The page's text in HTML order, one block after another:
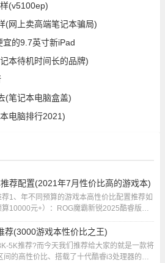
(v5100ep)
(网上卖高端笔记本骗局)
的9.7英寸新iPad
本待机时间长的品牌)
(笔记本电脑盒盖)
电脑排行2021)
荐配置(2021年7月性价比高的游戏本)
1、年不同预算的游戏本高性价比配置推荐如
算10000元+）：ROG魔霸新锐2025酷睿版：
荐(3000游戏本性价比之王)
5K推荐?而今天我们推荐给大家的就是一款将
间的高性价比、搭载了十代酷睿i3处理器的轻